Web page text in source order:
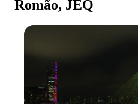
Romão, JEQ